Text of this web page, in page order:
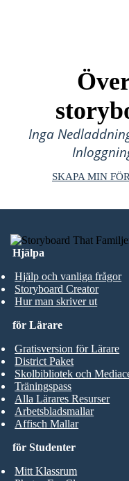
Inga
SKAPA MIN
Hjälpa
Hjälp och vanliga frågor
Storyboard Creator
Hur man skriver ut
för Studenter
Mitt Klassrum
för Lärare
Gratisversion för Lärare
District Paket
Skolbibliotek och
Träningspass
Alla Lärares Resurser
Arbetsbladsmallar
Affisch Mallar